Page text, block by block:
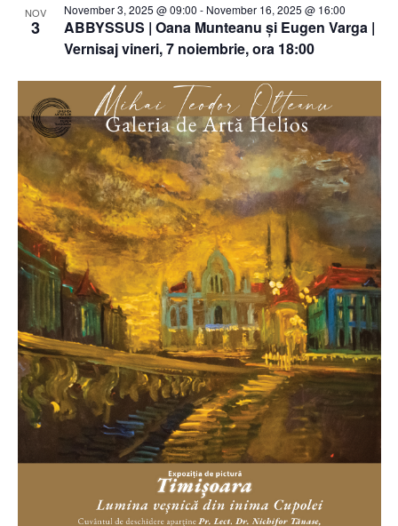
NOV
3
ABBYSSUS | Oana Munteanu și Eugen Varga |
Vernisaj vineri, 7 noiembrie, ora 18:00
November 3, 2025 @ 09:00 - November 16, 2025 @ 16:00